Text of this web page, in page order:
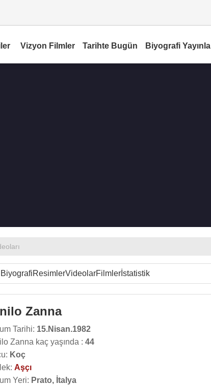
Vizyon Filmler Tarihte Bugün Biyografi Yayınla
BiyografiResimlerVideolarFilmlerİstatistik
Zanna
Tarihi: 15.Nisan.1982
Zanna kaç yaşında : 44
Koç
Aşçı
Yeri: Prato, İtalya